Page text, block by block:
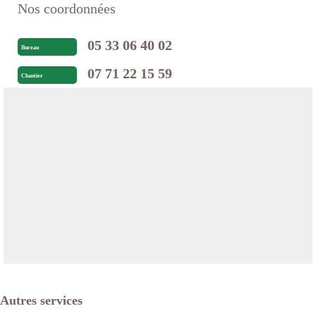
Nos coordonnées
Bureau 05 33 06 40 02
Chantier 07 71 22 15 59
Autres services